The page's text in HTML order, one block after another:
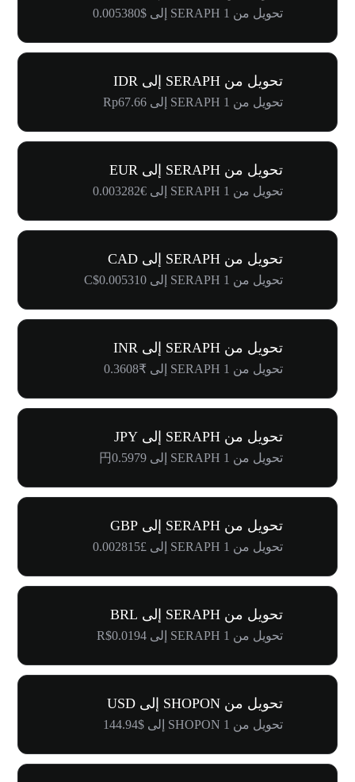
تحويل من 1 SERAPH إلى $0.005380
تحويل من SERAPH إلى IDR
تحويل من 1 SERAPH إلى Rp67.66
تحويل من SERAPH إلى EUR
تحويل من 1 SERAPH إلى €0.003282
تحويل من SERAPH إلى CAD
تحويل من 1 SERAPH إلى C$0.005310
تحويل من SERAPH إلى INR
تحويل من 1 SERAPH إلى ₹0.3608
تحويل من SERAPH إلى JPY
تحويل من 1 SERAPH إلى 円0.5979
تحويل من SERAPH إلى GBP
تحويل من 1 SERAPH إلى £0.002815
تحويل من SERAPH إلى BRL
تحويل من 1 SERAPH إلى R$0.0194
تحويل من SHOPON إلى USD
تحويل من 1 SHOPON إلى $144.94